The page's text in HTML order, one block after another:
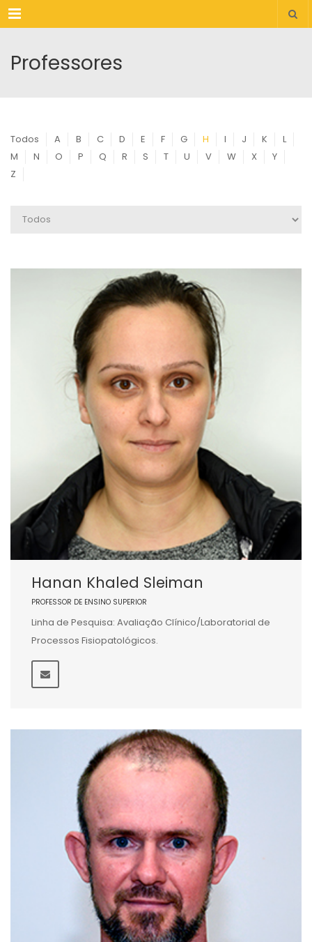
Menu
Professores
Todos A B C D E F G H I J K
L
M
N O P Q R S T U V W X
Y
Z
Hanan Khaled Sleiman
PROFESSOR DE ENSINO SUPERIOR
Linha de Pesquisa: Avaliação Clínico/Laboratorial de
Processos Fisiopatológicos.